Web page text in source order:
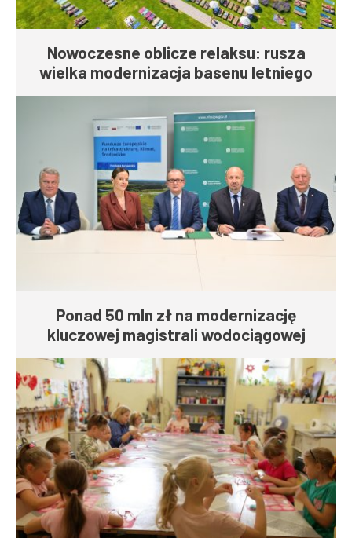
Nowoczesne oblicze relaksu: rusza
wielka modernizacja basenu letniego
Ponad 50 mln zł na modernizację
kluczowej magistrali wodociągowej